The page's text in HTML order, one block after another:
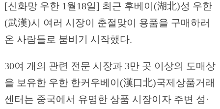
[신화망 우한 1월18일] 최근 후베이(湖北)성 우한
(武漢)시 여러 시장이 춘절맞이 용품을 구매하러
온 사람들로 붐비기 시작했다.
30여 개의 관련 전문 시장과 3만 곳 이상의 도매상
을 보유한 우한 한커우베이(漢口北)국제상품거래
센터는 중국에서 유명한 상품 시장이자 주변 성·